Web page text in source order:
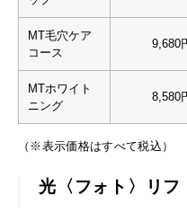
MT毛穴ケア
コース
9,680
MTホワイト
ニング
8,580
（※表示価格はすべて税込）
光〈フォト〉リフ